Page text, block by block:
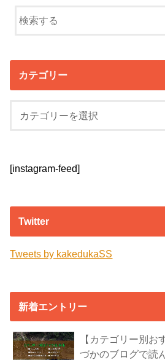
カテゴリー
[instagram-feed]
Twitter
Tweets by kakedukaSS
新着エントリー
【カテゴリー別お
づかのブログで読